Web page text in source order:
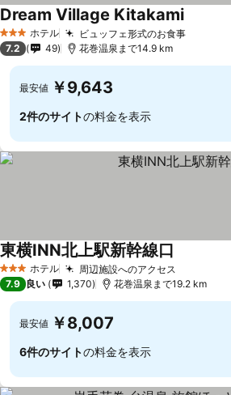
3 ホテルのランク
ホテル ビュッフェ形式のお食事
Dream Village Kitakami
7.2 49 花巻温泉まで14.9 km
最安値 ￥9,643
2件のサイトの料金を表示
3 ホテルのランク
ホテル 周辺施設へのアクセス
東横INN北上駅新幹線口
7.9 良い 1,370 花巻温泉まで19.2 km
最安値 ￥8,007
6件のサイトの料金を表示